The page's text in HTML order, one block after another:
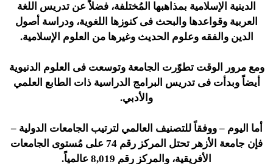
الدينية الإسلامية بمذاهبها المُختلفة، فضلاً عن تدريس اللغة
العربية وقواعدها والبحث فى كنوزها اللغوية، ودراسة أصول
الدين والفقه وعلوم الحديث وغيرها من العلوم الإسلامية.
ومع مرور الوقت تطوّرت الجامعة وتوسعت فى العلوم الدنيوية
أيضاً وبدأت فى تدريس البرامج الدراسية ذات الطابع العلمي
والأدبي.
أما اليوم – ووفقاً للتصنيف العالمي لترتيب الجامعات الدولية –
فإن جامعة الأزهر تحتل المركز رقم 74 على مُستوى الجامعات
الأفريقية، والمركز رقم 8,019 عالمياً.